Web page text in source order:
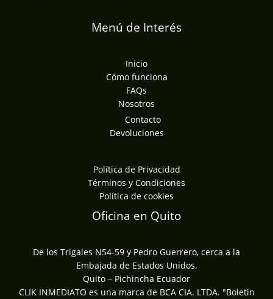
Menú de Interés
Inicio
Cómo funciona
FAQs
Nosotros
Contacto
Devoluciones
Política de Privacidad
Términos y Condiciones
Política de cookies
Oficina en Quito
De los Trigales N54-59 y Pedro Guerrero, cerca a la
Embajada de Estados Unidos.
Quito – Pichincha Ecuador
CLIK INMEDIATO es una marca de BCA CIA. LTDA. "Boletin